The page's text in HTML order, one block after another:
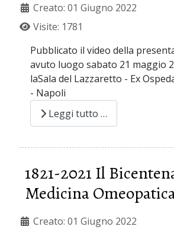
Creato: 01 Giugno 2022
Visite: 1781
Pubblicato il video della
avuto luogo sabato 21 maggio
laSala del Lazzaretto - Ex
- Napoli
Leggi tutto …
1821-2021 Il
Medicina
Creato: 01 Giugno 2022